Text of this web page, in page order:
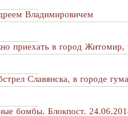
Владимировичем
приехать в город Житомир,
Славянска, в городе
бомбы. Блокпост.